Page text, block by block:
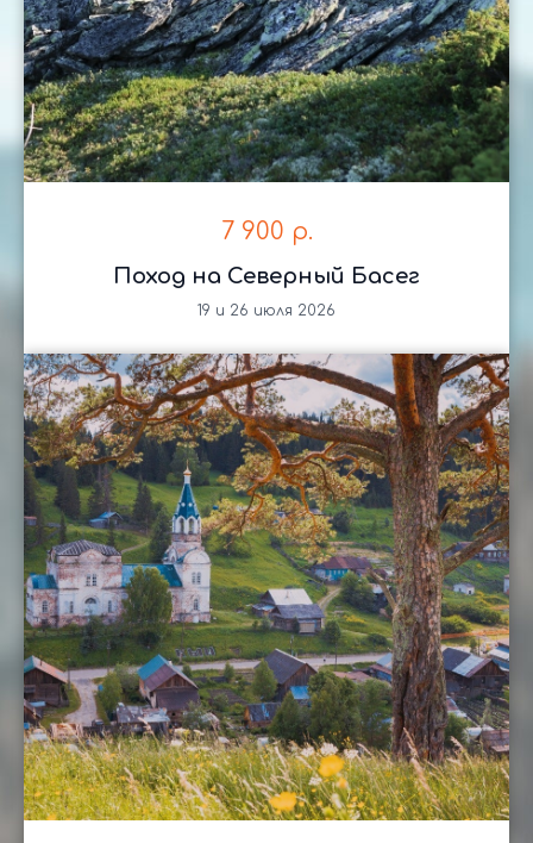
7 900 р.
Поход на Северный Басег
19 и 26 июля 2026
Официальный туроператор
Мы работаем по всем стандартам туристической
индустрии, имеем все необходимые лицензии
и страхование.
Ваша безопасность — наш приоритет.
Экологичный подход
Мы минимизируем воздействие на природу
и учим туристов бережному отношению
к окружающей среде.
Фотосъемка
Мы создаем незабываемые путешествия
с заботой о природе и комфорте наших
гостей
Почему «Экотур
Урал»